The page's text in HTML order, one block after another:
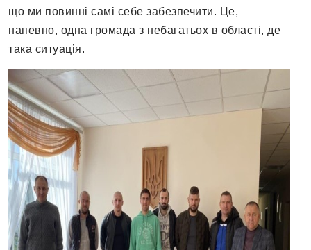
що ми повинні самі себе забезпечити. Це,
напевно, одна громада з небагатьох в області, де
така ситуація.